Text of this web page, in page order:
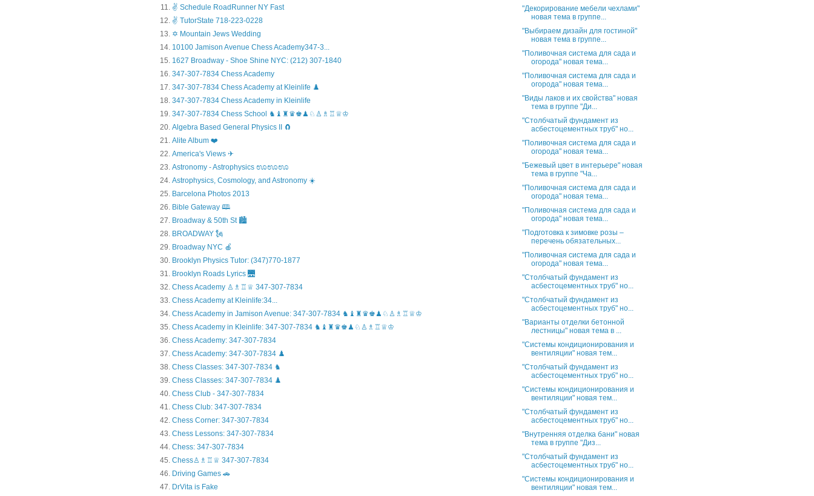
✌ Schedule RoadRunner NY Fast
✌ TutorState 718-223-0228
✡ Mountain Jews Wedding
10100 Jamison Avenue Chess Academy347-3...
1627 Broadway - Shoe Shine NYC: (212) 307-1840
347-307-7834 Chess Academy
347-307-7834 Chess Academy at Kleinlife ♟️
347-307-7834 Chess Academy in Kleinlife
347-307-7834 Chess School ♞♝♜♛♚♟♘♙♗♖♕♔
Algebra Based General Physics II 🧲
Alite Album ❤️
America's Views ✈
Astronomy - Astrophysics ಊಊಊ
Astrophysics, Cosmology, and Astronomy ☀️
Barcelona Photos 2013
Bible Gateway 🕮
Broadway & 50th St 🏙️
BROADWAY 🗽
Broadway NYC 🍎
Brooklyn Physics Tutor: (347)770-1877
Brooklyn Roads Lyrics 🌉
Chess Academy ♙♗♖♕ 347-307-7834
Chess Academy at Kleinlife:34...
Chess Academy in Jamison Avenue: 347-307-7834 ♞♝♜♛♚♟♘♙♗♖♕♔
Chess Academy in Kleinlife: 347-307-7834 ♞♝♜♛♚♟♘♙♗♖♕♔
Chess Academy: 347-307-7834
Chess Academy: 347-307-7834 ♟️
Chess Classes: 347-307-7834 ♞
Chess Classes: 347-307-7834 ♟️
Chess Club - 347-307-7834
Chess Club: 347-307-7834
Chess Corner: 347-307-7834
Chess Lessons: 347-307-7834
Chess: 347-307-7834
Chess♙♗♖♕ 347-307-7834
Driving Games 🚗
DrVita is Fake
"Декорирование мебели чехлами"
новая тема в группе...
"Выбираем дизайн для гостиной"
новая тема в группе...
"Поливочная система для сада и
огорода" новая тема...
"Поливочная система для сада и
огорода" новая тема...
"Виды лаков и их свойства" новая
тема в группе "Ди...
"Столбчатый фундамент из
асбестоцементных труб" но...
"Поливочная система для сада и
огорода" новая тема...
"Бежевый цвет в интерьере" новая
тема в группе "Ча...
"Поливочная система для сада и
огорода" новая тема...
"Поливочная система для сада и
огорода" новая тема...
"Подготовка к зимовке розы –
перечень обязательных...
"Поливочная система для сада и
огорода" новая тема...
"Столбчатый фундамент из
асбестоцементных труб" но...
"Столбчатый фундамент из
асбестоцементных труб" но...
"Варианты отделки бетонной
лестницы" новая тема в ...
"Системы кондиционирования и
вентиляции" новая тем...
"Столбчатый фундамент из
асбестоцементных труб" но...
"Системы кондиционирования и
вентиляции" новая тем...
"Столбчатый фундамент из
асбестоцементных труб" но...
"Внутренняя отделка бани" новая
тема в группе "Диз...
"Столбчатый фундамент из
асбестоцементных труб" но...
"Системы кондиционирования и
вентиляции" новая тем...